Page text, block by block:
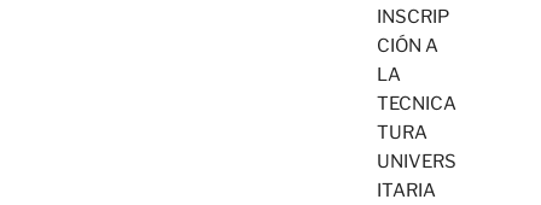
INSCRIP
CIÓN A
LA
TECNICA
TURA
UNIVERS
ITARIA